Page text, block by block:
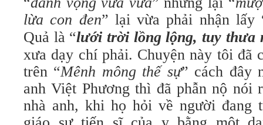
lừa con đen” lại vừa phải nhận lấy
Quả là “lưới trời lồng lộng, tuy thưa
xưa dạy chí phải. Chuyện này tôi đã
trên “Mênh mông thế sự” cách đây
anh Việt Phương thì đã phẫn nộ nói
nhà anh, khi họ hỏi về người đang